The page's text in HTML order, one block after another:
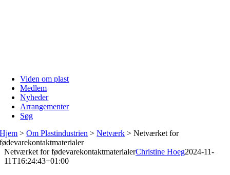
Viden om plast
Medlem
Nyheder
Arrangementer
Søg
Hjem >Om Plastindustrien >Netværk >Netværket for
fødevarekontaktmaterialer
Netværket for fødevarekontaktmaterialerChristine Hoeg2024-11-
11T16:24:43+01:00